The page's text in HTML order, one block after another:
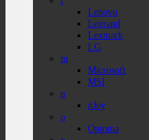
Lenovo
Legrand
Lexmark
LG
m
Microsoft
MSI
n
nJoy
o
Optoma